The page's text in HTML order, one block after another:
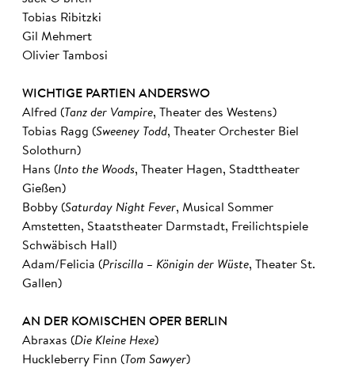
Tobias Ribitzki
Gil Mehmert
Olivier Tambosi
WICHTIGE PARTIEN ANDERSWO
Alfred (Tanz der Vampire, Theater des Westens)
Tobias Ragg (Sweeney Todd, Theater Orchester Biel
Solothurn)
Hans (Into the Woods, Theater Hagen, Stadttheater
Gießen)
Bobby (Saturday Night Fever, Musical Sommer
Amstetten, Staatstheater Darmstadt, Freilichtspiele
Schwäbisch Hall)
Adam/Felicia (Priscilla – Königin der Wüste, Theater St.
Gallen)
AN DER KOMISCHEN OPER BERLIN
Abraxas (Die Kleine Hexe)
Huckleberry Finn (Tom Sawyer)